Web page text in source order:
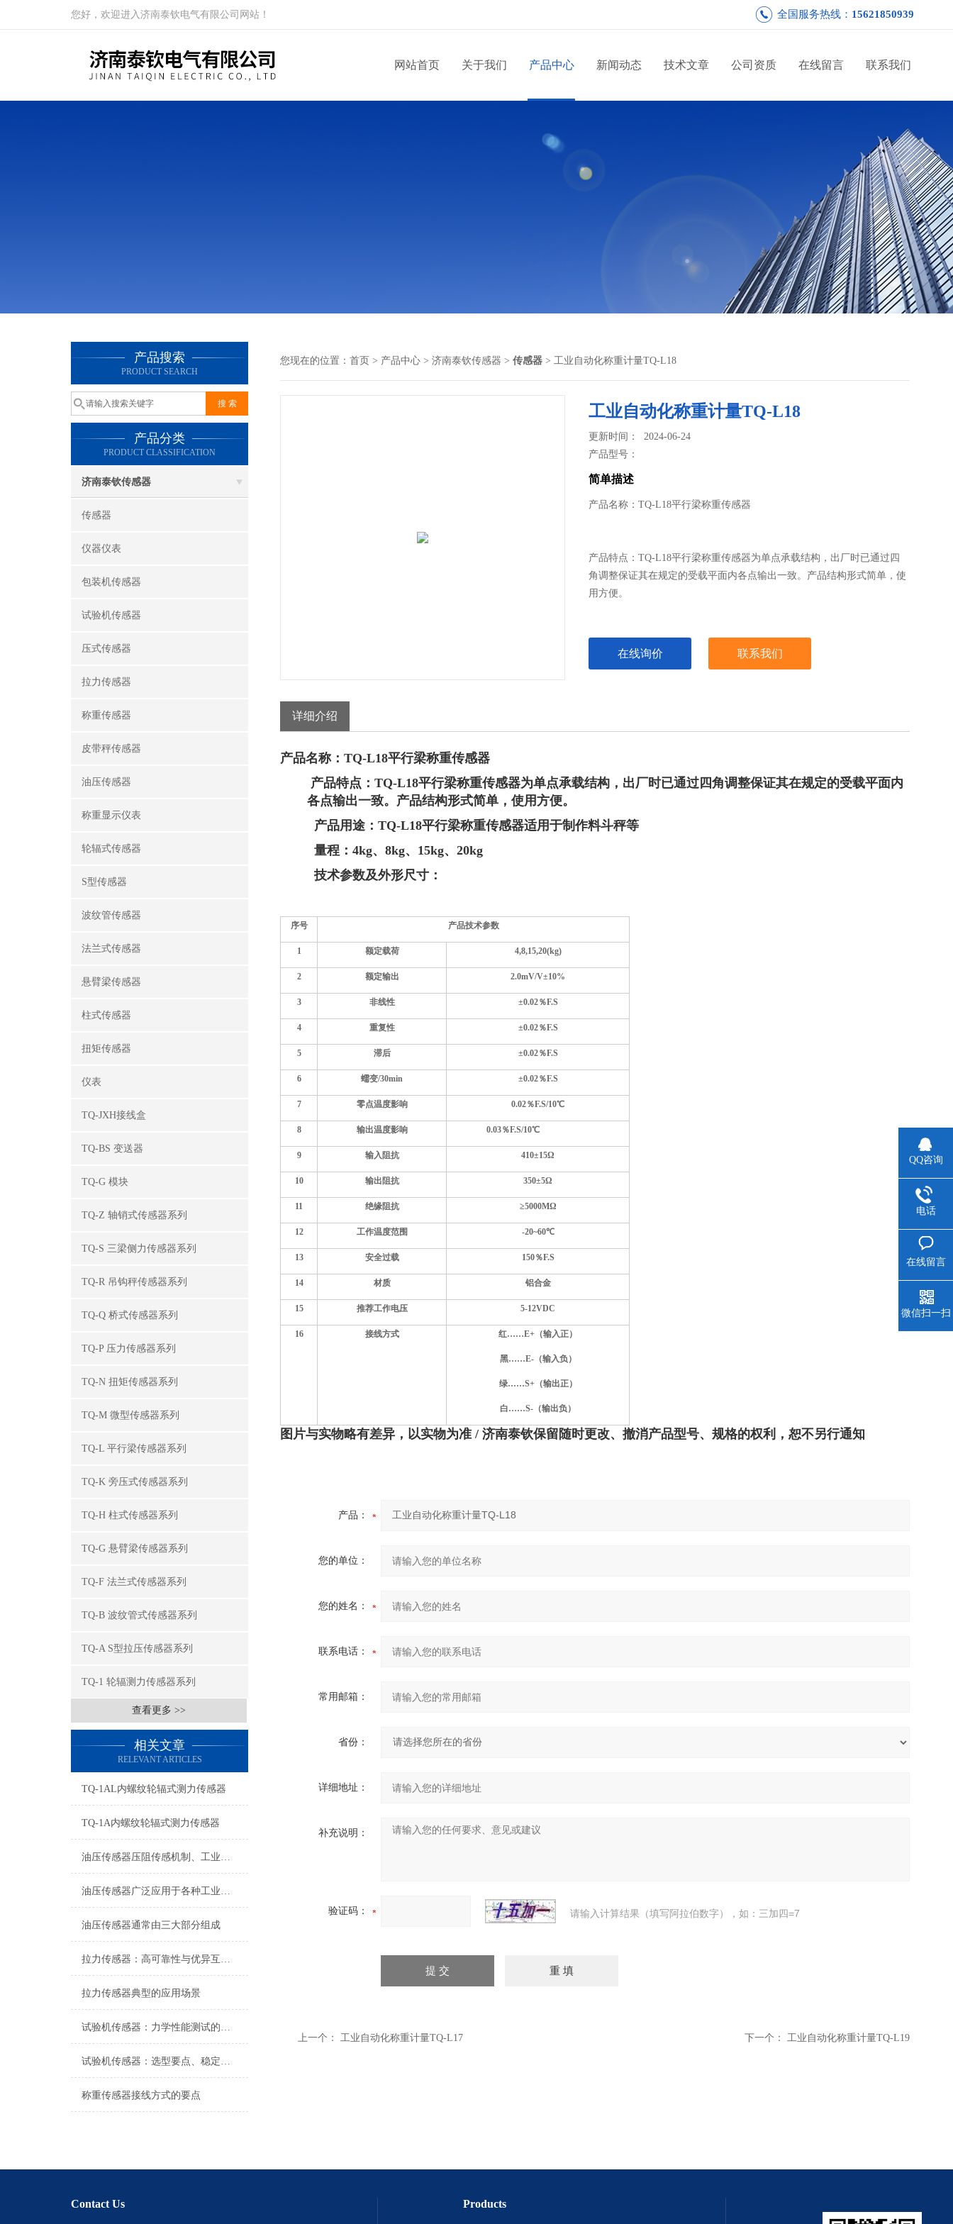
您好，欢迎进入济南泰钦电气有限公司网站！ 全国服务热线： 15621850939
网站首页 关于我们 产品中心 新闻动态 技术文章 公司资质 在线留言 联系我们
产品搜索
PRODUCT SEARCH
产品分类
PRODUCT CLASSIFICATION
济南泰钦传感器
传感器
仪器仪表
包装机传感器
试验机传感器
压式传感器
拉力传感器
称重传感器
皮带秤传感器
油压传感器
称重显示仪表
轮辐式传感器
S型传感器
波纹管传感器
法兰式传感器
悬臂梁传感器
柱式传感器
扭矩传感器
仪表
TQ-JXH接线盒
TQ-BS 变送器
TQ-G 模块
TQ-Z 轴销式传感器系列
TQ-S 三梁侧力传感器系列
TQ-R 吊钩秤传感器系列
TQ-Q 桥式传感器系列
TQ-P 压力传感器系列
TQ-N 扭矩传感器系列
TQ-M 微型传感器系列
TQ-L 平行梁传感器系列
TQ-K 旁压式传感器系列
TQ-H 柱式传感器系列
TQ-G 悬臂梁传感器系列
TQ-F 法兰式传感器系列
TQ-B 波纹管式传感器系列
TQ-A S型拉压传感器系列
TQ-1 轮辐测力传感器系列
查看更多 >>
相关文章
RELEVANT ARTICLES
TQ-1AL内螺纹轮辐式测力传感器
TQ-1A内螺纹轮辐式测力传感器
油压传感器压阻传感机制、工业工况适配与标准化运维管理
油压传感器广泛应用于各种工业自控环境
油压传感器通常由三大部分组成
拉力传感器：高可靠性与优异互换性的技术解析
拉力传感器典型的应用场景
试验机传感器：力学性能测试的核心组件解析
试验机传感器：选型要点、稳定性及分类详解
称重传感器接线方式的要点
您现在的位置： 首页 > 产品中心 > 济南泰钦传感器 > 传感器 > 工业自动化称重计量TQ-L18
工业自动化称重计量TQ-L18
更新时间： 2024-06-24
产品型号：
简单描述
产品名称：TQ-L18平行梁称重传感器
产品特点：TQ-L18平行梁称重传感器为单点承载结构，出厂时已通过四
角调整保证其在规定的受载平面内各点输出一致。产品结构形式简单，使
用方便。
在线询价 联系我们
详细介绍
产品名称：TQ-L18平行梁称重传感器
产品特点： TQ-L18平行梁称重传感器为单点承载结构，出厂时已通过四角调整保证其在规定的受载平面内
各点输出一致。产品结构形式简单，使用方便。
产品用途： TQ-L18平行梁称重传感器适用于制作料斗秤等
量程： 4kg、8kg、15kg、20kg
技术参数及外形尺寸：
序号 产品技术参数
1 额定载荷 4,8,15,20(kg)
2 额定输出 2.0mV/V±10%
3 非线性 ±0.02％F.S
4 重复性 ±0.02％F.S
5 滞后 ±0.02％F.S
6 蠕变/30min ±0.02％F.S
7 零点温度影响 0.02％F.S/10℃
8 输出温度影响 0.03％F.S/10℃
9 输入阻抗 410±15Ω
10 输出阻抗 350±5Ω
11 绝缘阻抗 ≥5000MΩ
12 工作温度范围 -20~60℃
13 安全过载 150％F.S
14 材质 铝合金
15 推荐工作电压 5-12VDC
16 接线方式 红……E+（输入正）
黑……E-（输入负）
绿……S+（输出正）
白……S-（输出负）
图片与实物略有差异，以实物为准 / 济南泰钦保留随时更改、撤消产品型号、规格的权利，恕不另行通知
产品：
您的单位：
您的姓名：
联系电话：
常用邮箱：
省份：
详细地址：
补充说明：
验证码： 请输入计算结果（填写阿拉伯数字），如：三加四=7
上一个： 工业自动化称重计量TQ-L17 下一个： 工业自动化称重计量TQ-L19
Contact Us Products
QQ咨询
电话
在线留言
微信扫一扫